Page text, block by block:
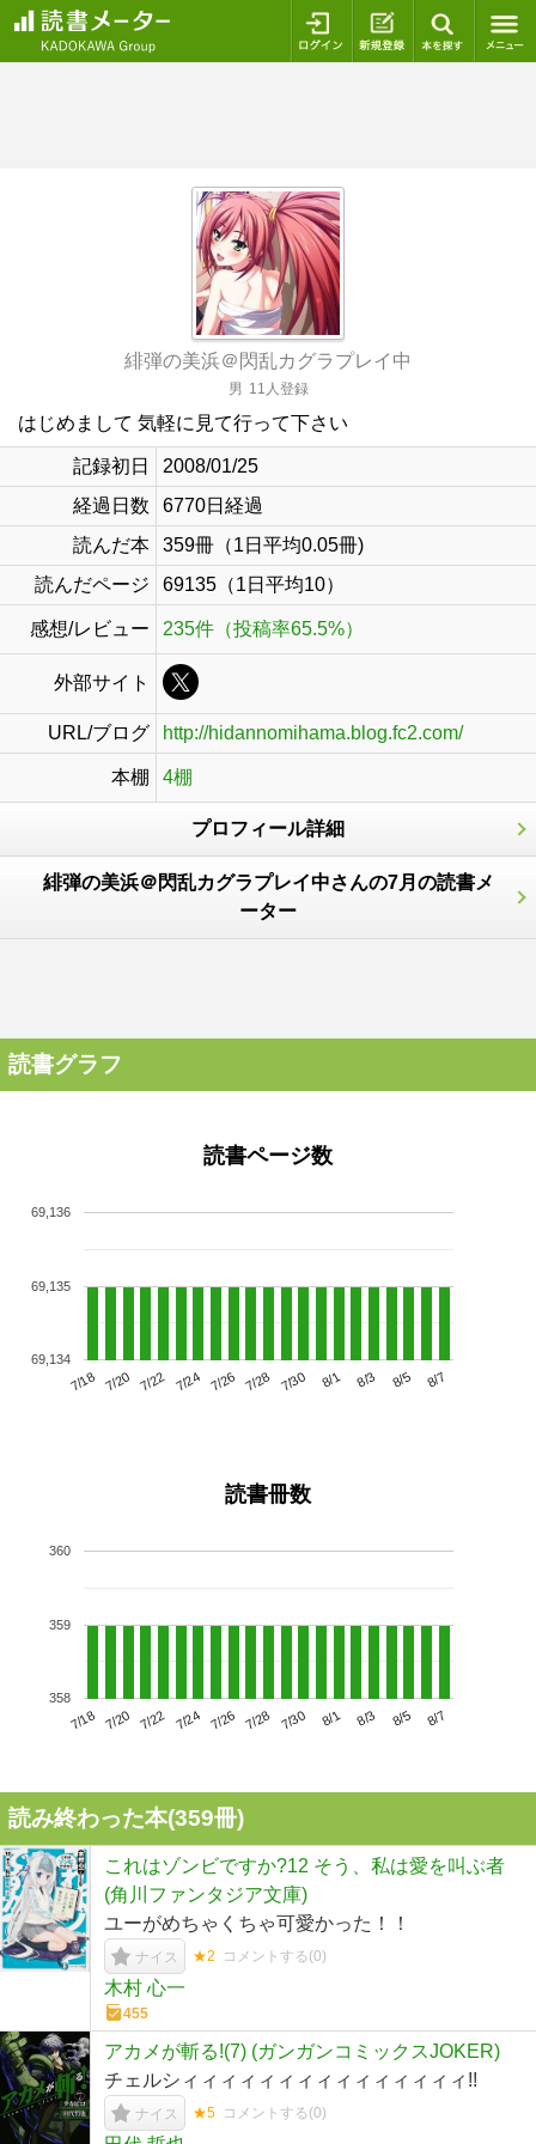
ログイン 新規登録
緋弾の美浜＠閃乱カグラプレイ中
男 11人登録
はじめまして 気軽に見て行って下さい
記録初日
2008/01/25
経過日数
6770日経過
読んだ本
359冊（1日平均0.05冊)
読んだページ
69135（1日平均10）
感想/レビュー 235件（投稿率65.5%）
外部サイト
URL/ブログ http://hidannomihama.blog.fc2.com/
本棚 4棚
プロフィール詳細
緋弾の美浜＠閃乱カグラプレイ中さんの7月の読書メ
ーター
読書グラフ
読書ページ数
7/18 7/20 7/22 7/24 7/26 7/28 7/30 8/1 8/3 8/5 8/7
69,134
69,135
69,136
読書冊数
7/18 7/20 7/22 7/24 7/26 7/28 7/30 8/1 8/3 8/5 8/7
358
359
360
読み終わった本(359冊)
これはゾンビですか?12 そう、私は愛を叫ぶ者
(角川ファンタジア文庫)
ユーがめちゃくちゃ可愛かった！！
ナイス ★2 コメントする(0)
木村 心一
455
アカメが斬る!(7) (ガンガンコミックスJOKER)
チェルシィィィィィィィィィィィィィィィ!!
ナイス ★5 コメントする(0)